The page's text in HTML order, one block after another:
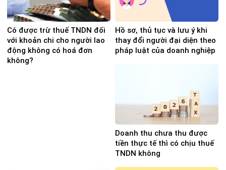
Có được trừ thuế TNDN đối
với khoản chi cho người lao
động không có hoá đơn
không?
Hồ sơ, thủ tục và lưu ý khi
thay đổi người đại diện theo
pháp luật của doanh nghiệp
Doanh thu chưa thu được
tiền thực tế thì có chịu thuế
TNDN không